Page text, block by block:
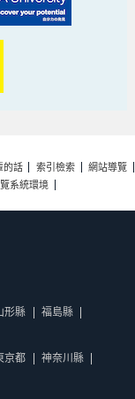
的話 索引檢索
網站導覽
系統環境
形縣 福島縣
京都
神奈川縣